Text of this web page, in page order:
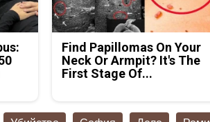
Find Papillomas On Your
Neck Or Armpit? It's The
First Stage Of...